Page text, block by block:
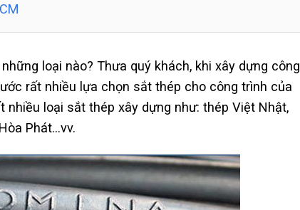
loại nào? Thưa quý khách, khi xây dựng công
rất nhiều lựa chọn sắt thép cho công trình của
nhiều loại sắt thép xây dựng như: thép Việt Nhật,
Phát…vv.